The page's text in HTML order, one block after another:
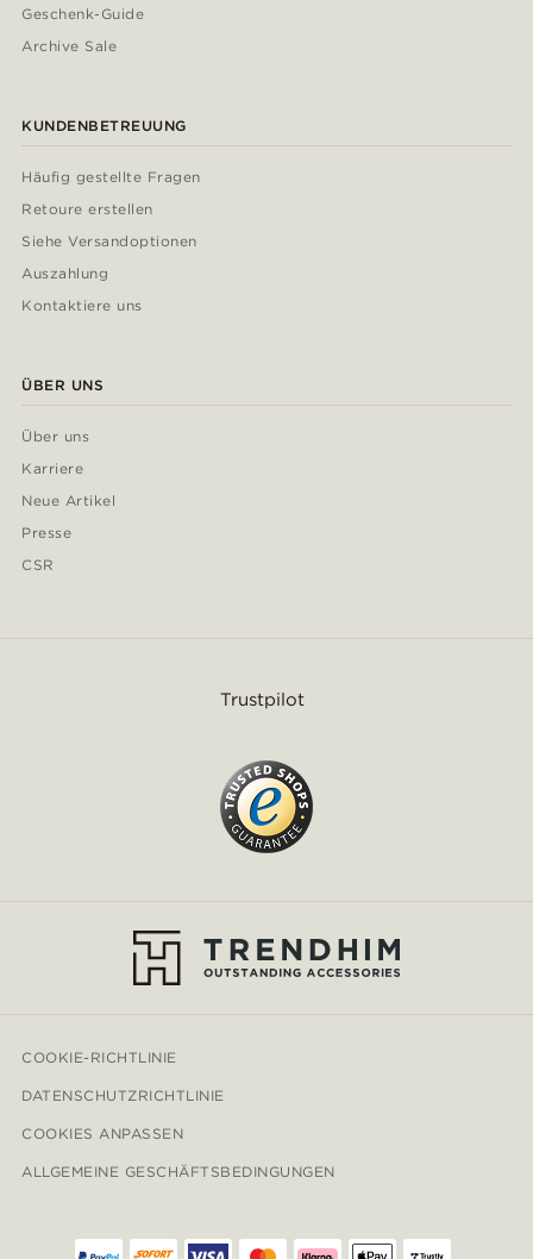
Geschenk-Guide
Archive Sale
KUNDENBETREUUNG
Häufig gestellte Fragen
Retoure erstellen
Siehe Versandoptionen
Auszahlung
Kontaktiere uns
ÜBER UNS
Über uns
Karriere
Neue Artikel
Presse
CSR
Trustpilot
COOKIE-RICHTLINIE
DATENSCHUTZRICHTLINIE
COOKIES ANPASSEN
ALLGEMEINE GESCHÄFTSBEDINGUNGEN